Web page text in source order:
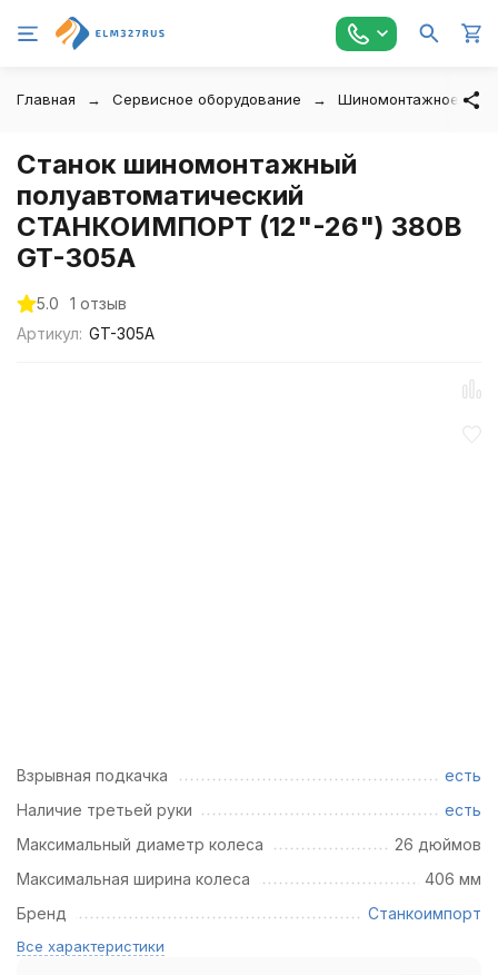
Главная Сервисное оборудование Шиномонтажное
Станок шиномонтажный
полуавтоматический
СТАНКОИМПОРТ (12"-26") 380В
GT-305A
5.0
1 отзыв
Артикул: GT-305A
Взрывная подкачка
есть
Наличие третьей руки
есть
Максимальный диаметр колеса
26 дюймов
Максимальная ширина колеса
406 мм
Бренд
Станкоимпорт
Все характеристики